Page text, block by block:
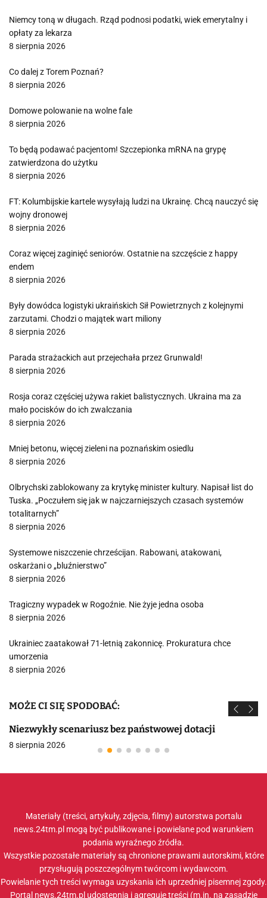
Niemcy toną w długach. Rząd podnosi podatki, wiek emerytalny i
opłaty za lekarza
8 sierpnia 2026
Co dalej z Torem Poznań?
8 sierpnia 2026
Domowe polowanie na wolne fale
8 sierpnia 2026
To będą podawać pacjentom! Szczepionka mRNA na grypę
zatwierdzona do użytku
8 sierpnia 2026
FT: Kolumbijskie kartele wysyłają ludzi na Ukrainę. Chcą nauczyć się
wojny dronowej
8 sierpnia 2026
Coraz więcej zaginięć seniorów. Ostatnie na szczęście z happy
endem
8 sierpnia 2026
Były dowódca logistyki ukraińskich Sił Powietrznych z kolejnymi
zarzutami. Chodzi o majątek wart miliony
8 sierpnia 2026
Parada strażackich aut przejechała przez Grunwald!
8 sierpnia 2026
Rosja coraz częściej używa rakiet balistycznych. Ukraina ma za
mało pocisków do ich zwalczania
8 sierpnia 2026
Mniej betonu, więcej zieleni na poznańskim osiedlu
8 sierpnia 2026
Olbrychski zablokowany za krytykę minister kultury. Napisał list do
Tuska. „Poczułem się jak w najczarniejszych czasach systemów
totalitarnych”
8 sierpnia 2026
Systemowe niszczenie chrześcijan. Rabowani, atakowani,
oskarżani o „bluźnierstwo”
8 sierpnia 2026
Tragiczny wypadek w Rogoźnie. Nie żyje jedna osoba
8 sierpnia 2026
Ukrainiec zaatakował 71-letnią zakonnicę. Prokuratura chce
umorzenia
8 sierpnia 2026
MOŻE CI SIĘ SPODOBAĆ:
Niezwykły scenariusz bez państwowej dotacji
8 sierpnia 2026
Materiały (treści, artykuły, zdjęcia, filmy) autorstwa portalu
news.24tm.pl mogą być publikowane i powielane pod warunkiem
podania wyraźnego źródła.
Wszystkie pozostałe materiały są chronione prawami autorskimi, które
przysługują poszczególnym twórcom i wydawcom.
Powielanie tych treści wymaga uzyskania ich uprzedniej pisemnej zgody.
Portal news.24tm.pl udostępnia i agreguje treści (m.in. na zasadzie